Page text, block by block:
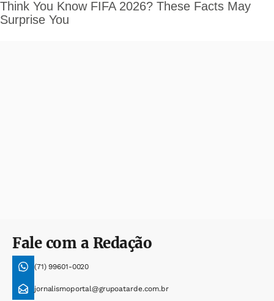
Fale com a Redação
(71) 99601-0020
jornalismoportal@grupoatarde.com.br